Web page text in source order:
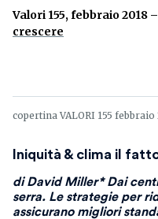
Valori 155, febbraio 2018 –
crescere
copertina VALORI 155 febbraio
Iniquità & clima il
di David Miller* Dai
serra. Le strategie per
assicurano migliori